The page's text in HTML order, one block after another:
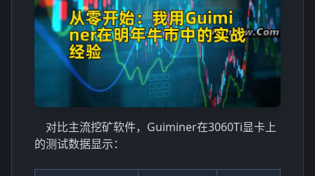
对比主流挖矿软件，Guiminer在3060Ti显卡上
的测试数据显示：